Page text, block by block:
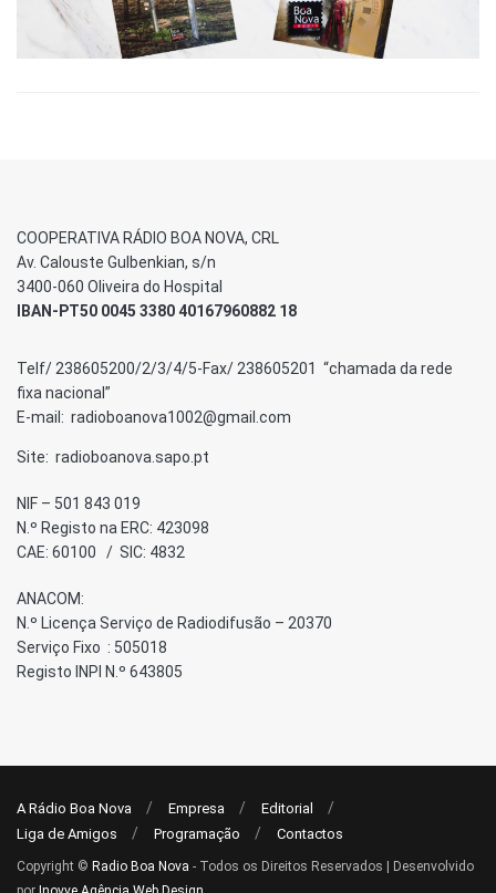
COOPERATIVA RÁDIO BOA NOVA, CRL
Av. Calouste Gulbenkian, s/n
3400-060 Oliveira do Hospital
IBAN-PT50 0045 3380 40167960882 18
Telf/ 238605200/2/3/4/5-Fax/ 238605201 “chamada da rede
fixa nacional”
E-mail: radioboanova1002@gmail.com
Site: radioboanova.sapo.pt
NIF – 501 843 019
N.º Registo na ERC: 423098
CAE: 60100 / SIC: 4832
ANACOM:
N.º Licença Serviço de Radiodifusão – 20370
Serviço Fixo : 505018
Registo INPI N.º 643805
A Rádio Boa Nova Empresa
Editorial
Liga de Amigos
Programação Contactos
Copyright © Radio Boa Nova - Todos os Direitos Reservados | Desenvolvido